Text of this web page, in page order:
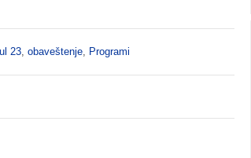
23, obaveštenje, Programi